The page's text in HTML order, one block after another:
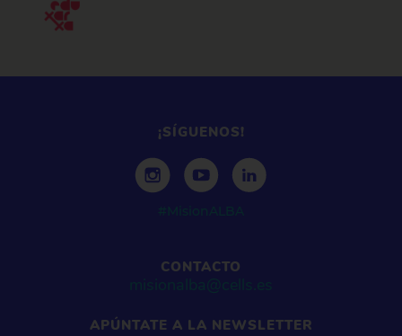
¡SÍGUENOS!
#MisionALBA
CONTACTO
misionalba@cells.es
APÚNTATE A LA NEWSLETTER